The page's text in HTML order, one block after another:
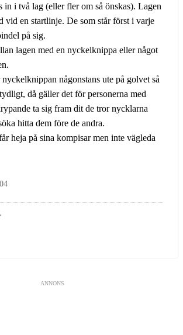
in i två lag (eller fler om så önskas). Lagen
vid en startlinje. De som står först i varje
på sig.
lagen med en nyckelknippa eller något
någonstans ute på golvet så
då gäller det för personerna med
ta sig fram dit de tror nycklarna
hitta dem före de andra.
heja på sina kompisar men inte vägleda
ANNONS